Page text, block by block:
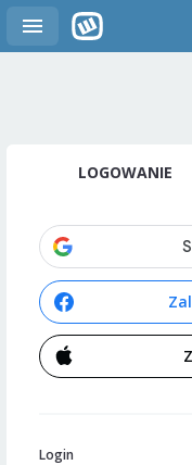
LOGOWANIE
Login